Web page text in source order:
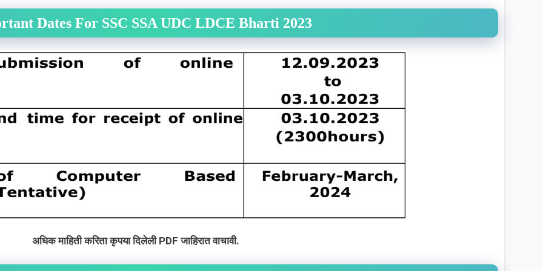
Dates For SSC SSA UDC LDCE Bharti 2023
अधिक माहिती करिता कृपया दिलेली PDF जाहिरात वाचावी.